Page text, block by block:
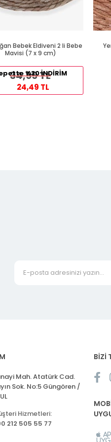
Bebek Eldiveni 2 li Bebe
Mavisi (7 x 9 cm)
34,99 TL
%30 İNDİRİM
24,49 TL
Mah. Atatürk Cad.
Sok. No:5 Güngören /
Hizmetleri:
212 505 55 77
BİZİ